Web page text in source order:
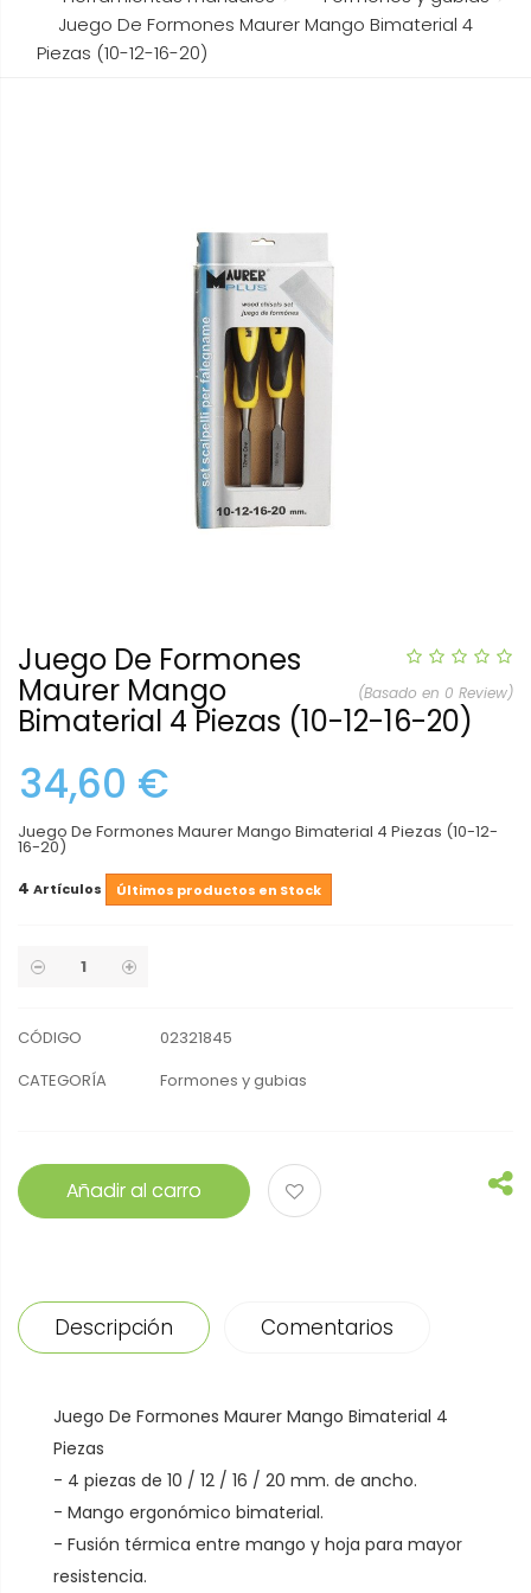
Juego De Formones Maurer Mango Bimaterial 4
Piezas (10-12-16-20)
(Basado en 0 Review)
Juego De Formones
Maurer Mango
Bimaterial 4 Piezas (10-12-16-20)
34,60 €
Juego De Formones Maurer Mango Bimaterial 4 Piezas (10-12-
16-20)
4 Artículos Últimos productos en Stock
CÓDIGO
02321845
CATEGORÍA
Formones y gubias
Añadir al carro
Descripción Comentarios
Juego De Formones Maurer Mango Bimaterial 4
Piezas
- 4 piezas de 10 / 12 / 16 / 20 mm. de ancho.
- Mango ergonómico bimaterial.
- Fusión térmica entre mango y hoja para mayor
resistencia.